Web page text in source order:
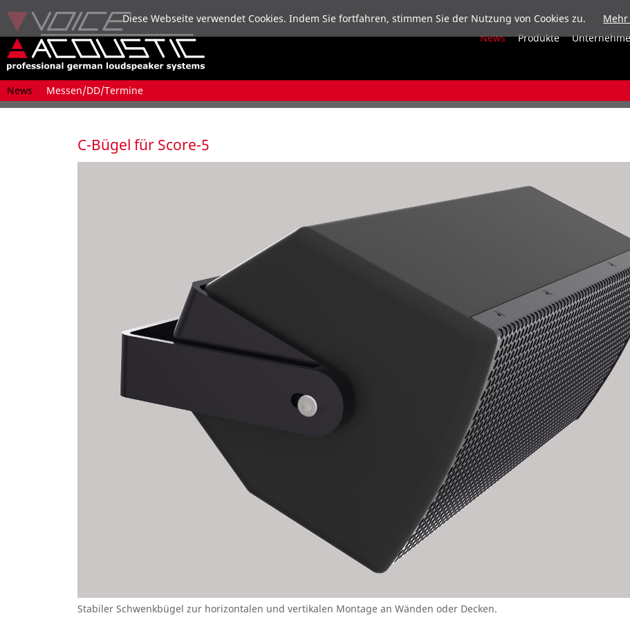
News Produkte
Navigation
überspringen
News Messen/DD/Termine
C-Bügel für Score-5
Stabiler Schwenkbügel zur horizontalen und vertikalen Montage an Wänden oder Decken.
Diese Webseite verwendet Cookies. Indem Sie fortfahren, stimmen Sie der Nutzung von Cookies zu.